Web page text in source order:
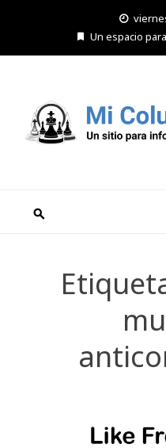
Un espacio